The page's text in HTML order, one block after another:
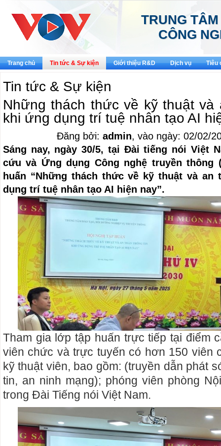
TRUNG
CÔNG
Trang chủ Tin tức & Sự kiện Giới thiệu R&D Dịch vụ Tiêu
Tin tức & Sự kiện
Những thách thức về kỹ thuật và
khi ứng dụng trí tuệ nhân tạo AI
Đăng bởi:admin, vào ngày: 02/02/
Sáng nay, ngày 30/5, tại Đài tiếng nói Việt
cứu và Ứng dụng Công nghệ truyền thông
huấn “Những thách thức về kỹ thuật và
dụng trí tuệ nhân tạo AI hiện nay”.
Tham gia lớp tập huấn trực tiếp tại điểm
viên chức và trực tuyến có hơn 150 viên
kỹ thuật viên, bao gồm: (truyền dẫn phát
tin, an ninh mạng); phóng viên phòng
trong Đài Tiếng nói Việt Nam.